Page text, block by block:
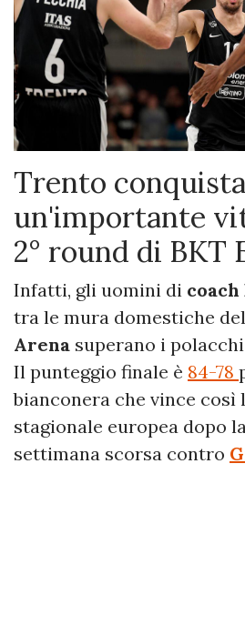
Trento conquista
un'importante
2° round di BKT
Infatti, gli uomini di
tra le mura domestiche
Arena superano i
Il punteggio finale è 84-78
bianconera che vince
stagionale europea dopo
settimana scorsa contro